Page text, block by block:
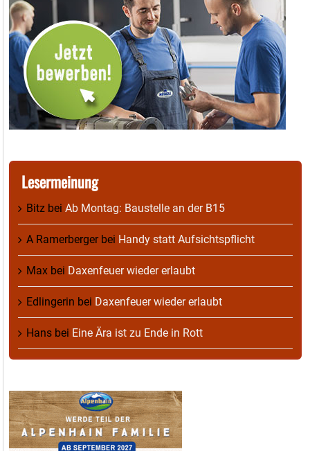
Lesermeinung
Bitz bei Ab Montag: Baustelle an der B15
A Ramerbergerbei Handy statt Aufsichtspflicht
Max bei Daxenfeuer wieder erlaubt
Edlingerin bei Daxenfeuer wieder erlaubt
Hans bei Eine Ära ist zu Ende in Rott